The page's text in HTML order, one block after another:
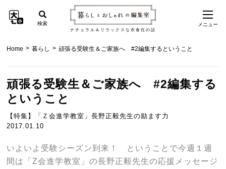
ナチュラル＆リラックスな衣食住の話
検索 メニュー
Home > 暮らし > 頑張る受験生＆ご家族へ #2編集するということ
頑張る受験生＆ご家族へ #2編集する
ということ
【特集】「Ｚ会進学教室」長野正毅先生の励ます力
2017.01.10
いよいよ受験シーズン到来！ ということで今週１週
間は「Z会進学教室」の長野正毅先生の応援メッセージ